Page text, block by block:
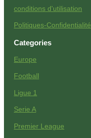
conditions d'utilisation
Politiques-Confidentialité
Categories
Europe
Football
Ligue 1
Serie A
Premier League